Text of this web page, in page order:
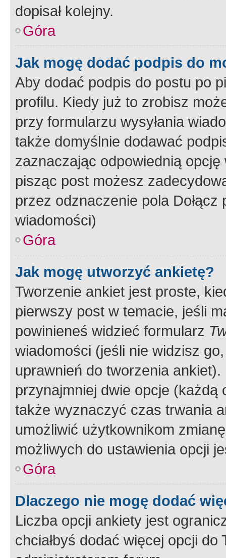
dopisał kolejny.
Góra
Jak mogę dodać podpis do
Aby dodać podpis do postu po
profilu. Kiedy już to zrobisz
przy formularzu wysyłania
także domyślnie dodawać
zaznaczając odpowiednią
pisząc post możesz
przez odznaczenie pola
wiadomości)
Góra
Jak mogę utworzyć ankietę?
Tworzenie ankiet jest proste,
pierwszy post w temacie, jeśli
powinieneś widzieć formularz
wiadomości (jeśli nie widzisz
uprawnień do tworzenia
przynajmniej dwie opcje
także wyznaczyć czas trwania
umożliwić użytkownikom
możliwych do ustawienia opcji
Góra
Dlaczego nie mogę dodać
Liczba opcji ankiety jest
chciałbyś dodać więcej opcji